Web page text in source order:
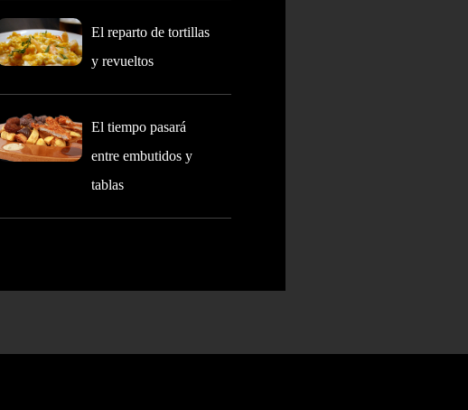
El reparto de tortillas
y revueltos
El tiempo pasará
entre embutidos y
tablas